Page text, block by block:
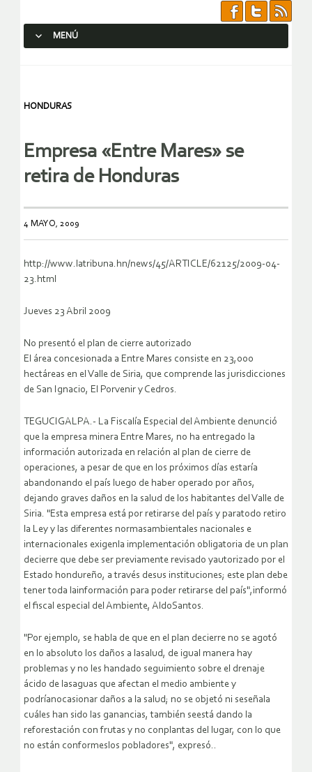
MENÚ
HONDURAS
Empresa «Entre Mares» se
retira de Honduras
4 MAYO, 2009
http://www.latribuna.hn/news/45/ARTICLE/62125/2009-04-
23.html
Jueves 23 Abril 2009
No presentó el plan de cierre autorizado
El área concesionada a Entre Mares consiste en 23,000
hectáreas en el Valle de Siria, que comprende las jurisdicciones
de San Ignacio, El Porvenir y Cedros.
TEGUCIGALPA.- La Fiscalía Especial del Ambiente denunció
que la empresa minera Entre Mares, no ha entregado la
información autorizada en relación al plan de cierre de
operaciones, a pesar de que en los próximos días estaría
abandonando el país luego de haber operado por años,
dejando graves daños en la salud de los habitantes del Valle de
Siria. "Esta empresa está por retirarse del país y paratodo retiro
la Ley y las diferentes normasambientales nacionales e
internacionales exigenla implementación obligatoria de un plan
decierre que debe ser previamente revisado yautorizado por el
Estado hondureño, a través desus instituciones; este plan debe
tener toda lainformación para poder retirarse del país",informó
el fiscal especial del Ambiente, AldoSantos.
"Por ejemplo, se habla de que en el plan decierre no se agotó
en lo absoluto los daños a lasalud, de igual manera hay
problemas y no les handado seguimiento sobre el drenaje
ácido de lasaguas que afectan el medio ambiente y
podríanocasionar daños a la salud; no se objetó ni seseñala
cuáles han sido las ganancias, también seestá dando la
reforestación con frutas y no conplantas del lugar, con lo que
no están conformeslos pobladores", expresó..